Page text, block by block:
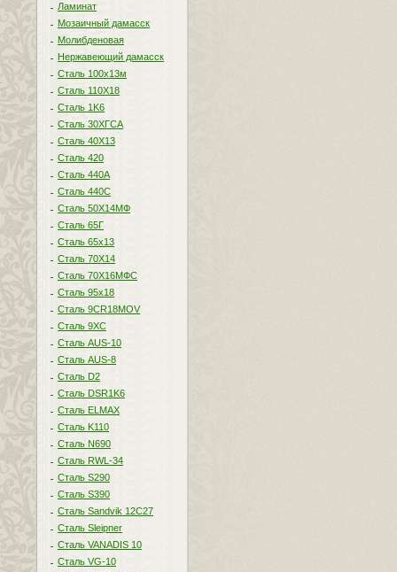
Ламинат
Мозаичный дамасск
Молибденовая
Нержавеющий дамасск
Сталь 100х13м
Сталь 110Х18
Сталь 1K6
Сталь 30ХГСА
Сталь 40Х13
Сталь 420
Сталь 440A
Сталь 440С
Сталь 50Х14МФ
Сталь 65Г
Сталь 65х13
Сталь 70Х14
Сталь 70Х16МФС
Сталь 95х18
Сталь 9CR18MOV
Сталь 9ХС
Сталь AUS-10
Сталь AUS-8
Сталь D2
Сталь DSR1K6
Сталь ELMAX
Сталь K110
Сталь N690
Сталь RWL-34
Сталь S290
Сталь S390
Сталь Sandvik 12C27
Сталь Sleipner
Сталь VANADIS 10
Сталь VG-10